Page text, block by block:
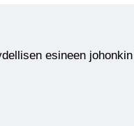
esineen